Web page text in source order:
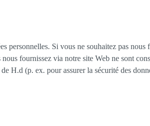
personnelles. Si vous ne souhaitez pas
fournissez via notre site Web ne sont
H.d (p. ex. pour assurer la sécurité des